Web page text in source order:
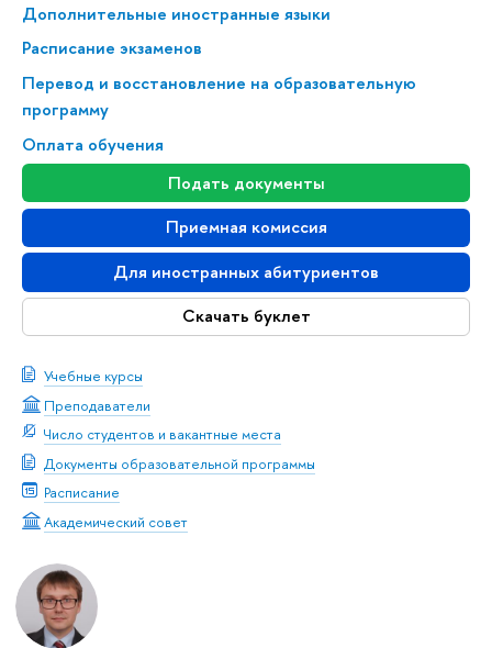
Дополнительные иностранные языки
Расписание экзаменов
Перевод и восстановление на образовательную
программу
Оплата обучения
Подать документы
Приемная комиссия
Для иностранных абитуриентов
Скачать буклет
Учебные курсы
Преподаватели
Число студентов и вакантные места
Документы образовательной программы
Расписание
Академический совет